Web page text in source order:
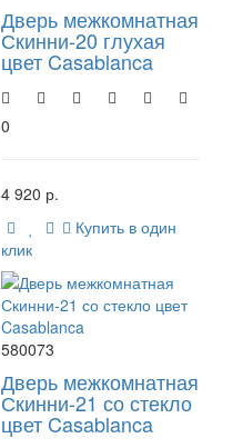
Дверь межкомнатная
Скинни-20 глухая
цвет Casablanca
0
4 920 р.
Купить в один
клик
580073
Дверь межкомнатная
Скинни-21 со стекло
цвет Casablanca